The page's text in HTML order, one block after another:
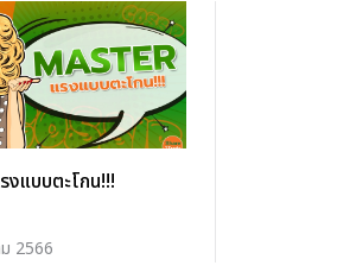
งแบบตะโกน!!!
2566